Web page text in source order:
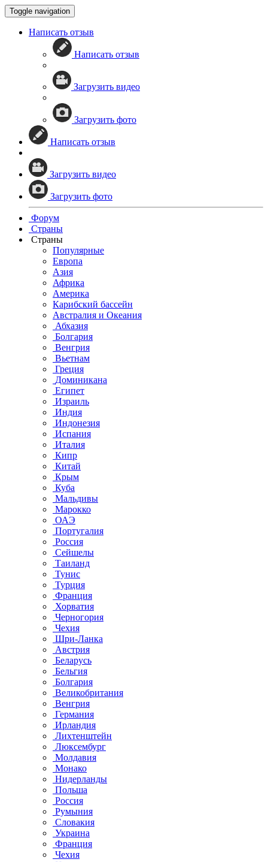
Toggle navigation
Написать отзыв
Написать отзыв
Загрузить видео
Загрузить фото
Написать отзыв
Загрузить видео
Загрузить фото
Форум
Страны
Страны
Популярные
Европа
Азия
Африка
Америка
Карибский бассейн
Австралия и Океания
Абхазия
Болгария
Венгрия
Вьетнам
Греция
Доминикана
Египет
Израиль
Индия
Индонезия
Испания
Италия
Кипр
Китай
Крым
Куба
Мальдивы
Марокко
ОАЭ
Португалия
Россия
Сейшелы
Таиланд
Тунис
Турция
Франция
Хорватия
Черногория
Чехия
Шри-Ланка
Австрия
Беларусь
Бельгия
Болгария
Великобритания
Венгрия
Германия
Ирландия
Лихтенштейн
Люксембург
Молдавия
Монако
Нидерланды
Польша
Россия
Румыния
Словакия
Украина
Франция
Чехия